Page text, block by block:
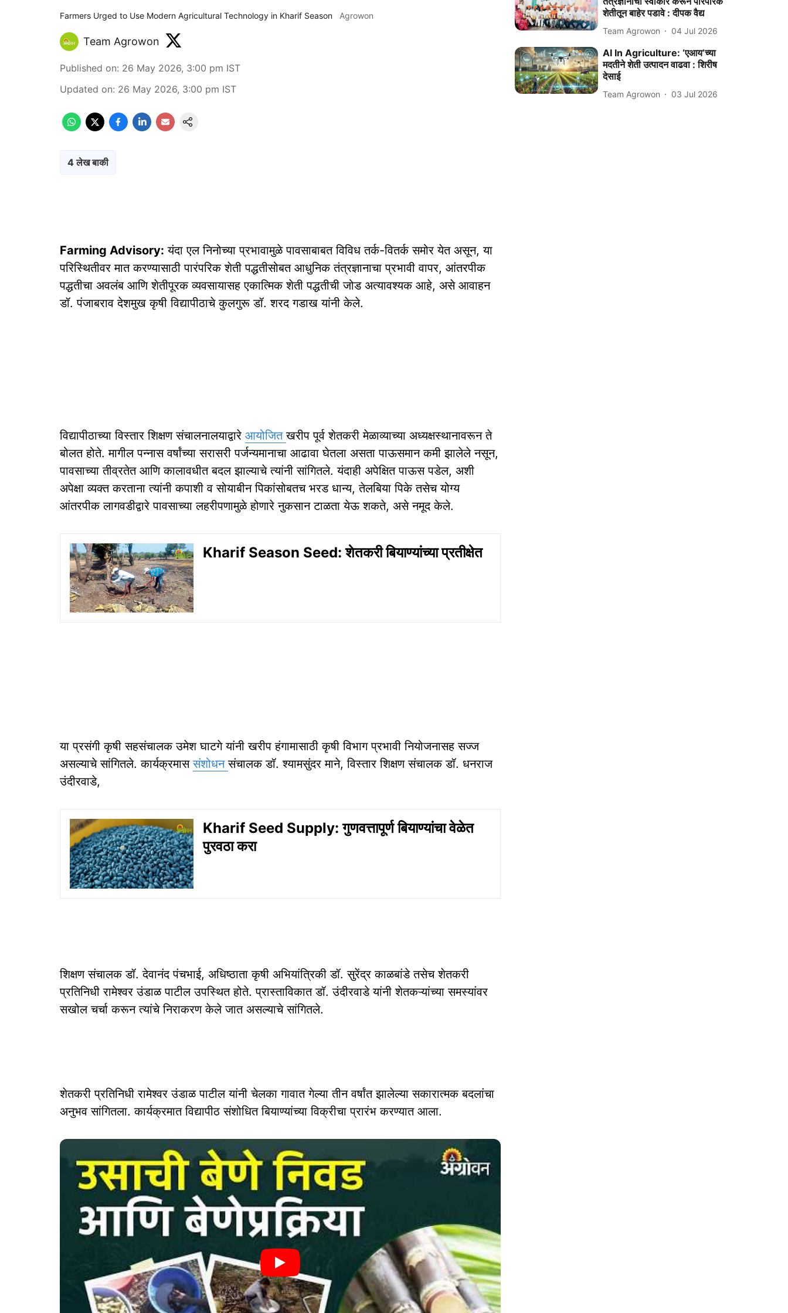
Farmers Urged to Use Modern Agricultural Technology in Kharif Season Agrowon
Team Agrowon
Published on: 26 May 2026, 3:00 pm IST
Updated on: 26 May 2026, 3:00 pm IST
4 लेख बाकी
Farming Advisory: यंदा एल निनोच्या प्रभावामुळे पावसाबाबत विविध तर्क-वितर्क समोर येत असून, या
परिस्थितीवर मात करण्यासाठी पारंपरिक शेती पद्धतीसोबत आधुनिक तंत्रज्ञानाचा प्रभावी वापर, आंतरपीक
पद्धतीचा अवलंब आणि शेतीपूरक व्यवसायासह एकात्मिक शेती पद्धतीची जोड अत्यावश्यक आहे, असे आवाहन
डॉ. पंजाबराव देशमुख कृषी विद्यापीठाचे कुलगुरू डॉ. शरद गडाख यांनी केले.
विद्यापीठाच्या विस्तार शिक्षण संचालनालयाद्वारे आयोजितखरीप पूर्व शेतकरी मेळाव्याच्या अध्यक्षस्थानावरून ते
बोलत होते. मागील पन्नास वर्षांच्या सरासरी पर्जन्यमानाचा आढावा घेतला असता पाऊसमान कमी झालेले नसून,
पावसाच्या तीव्रतेत आणि कालावधीत बदल झाल्याचे त्यांनी सांगितले. यंदाही अपेक्षित पाऊस पडेल, अशी
अपेक्षा व्यक्त करताना त्यांनी कपाशी व सोयाबीन पिकांसोबतच भरड धान्य, तेलबिया पिके तसेच योग्य
आंतरपीक लागवडीद्वारे पावसाच्या लहरीपणामुळे होणारे नुकसान टाळता येऊ शकते, असे नमूद केले.
Kharif Season Seed: शेतकरी बियाण्यांच्या प्रतीक्षेत
या प्रसंगी कृषी सहसंचालक उमेश घाटगे यांनी खरीप हंगामासाठी कृषी विभाग प्रभावी नियोजनासह सज्ज
असल्याचे सांगितले. कार्यक्रमाससंशोधनसंचालक डॉ. श्यामसुंदर माने, विस्तार शिक्षण संचालक डॉ. धनराज
उंदीरवाडे,
Kharif Seed Supply: गुणवत्तापूर्ण बियाण्यांचा वेळेत
पुरवठा करा
शिक्षण संचालक डॉ. देवानंद पंचभाई, अधिष्ठाता कृषी अभियांत्रिकी डॉ. सुरेंद्र काळबांडे तसेच शेतकरी
प्रतिनिधी रामेश्वर उंडाळ पाटील उपस्थित होते. प्रास्ताविकात डॉ. उंदीरवाडे यांनी शेतकऱ्यांच्या समस्यांवर
सखोल चर्चा करून त्यांचे निराकरण केले जात असल्याचे सांगितले.
शेतकरी प्रतिनिधी रामेश्वर उंडाळ पाटील यांनी चेलका गावात गेल्या तीन वर्षांत झालेल्या सकारात्मक बदलांचा
अनुभव सांगितला. कार्यक्रमात विद्यापीठ संशोधित बियाण्यांच्या विक्रीचा प्रारंभ करण्यात आला.
शेतीतून बाहेर पडावे : दीपक वैद्य
Team Agrowon 04 Jul 2026
AI In Agriculture: ‘एआय’च्या
मदतीने शेती उत्पादन वाढवा : शिरीष
देसाई
Team Agrowon 03 Jul 2026